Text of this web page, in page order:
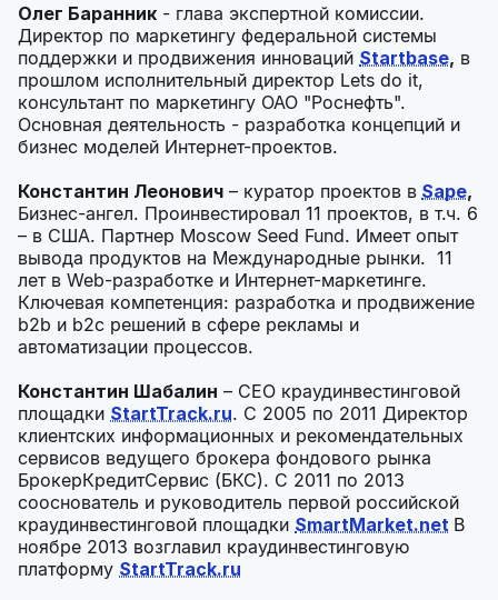
Олег Баранник - глава экспертной комиссии.
Директор по маркетингу федеральной системы
поддержки и продвижения инноваций Startbase, в
прошлом исполнительный директор Lets do it,
консультант по маркетингу ОАО "Роснефть".
Основная деятельность - разработка концепций и
бизнес моделей Интернет-проектов.
Константин Леонович – куратор проектов в Sape,
Бизнес-ангел. Проинвестировал 11 проектов, в т.ч. 6
– в США. Партнер Moscow Seed Fund. Имеет опыт
вывода продуктов на Международные рынки. 11
лет в Web-разработке и Интернет-маркетинге.
Ключевая компетенция: разработка и продвижение
b2b и b2c решений в сфере рекламы и
автоматизации процессов.
Константин Шабалин – CEO краудинвестинговой
площадки StartTrack.ru. C 2005 по 2011 Директор
клиентских информационных и рекомендательных
сервисов ведущего брокера фондового рынка
БрокерКредитСервис (БКС). С 2011 по 2013
сооснователь и руководитель первой российской
краудинвестинговой площадки SmartMarket.net В
ноябре 2013 возглавил краудинвестинговую
платформу StartTrack.ru